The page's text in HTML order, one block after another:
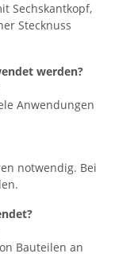
Sechskantkopf,
Stecknuss
werden?
Anwendungen
notwendig. Bei
Bauteilen an